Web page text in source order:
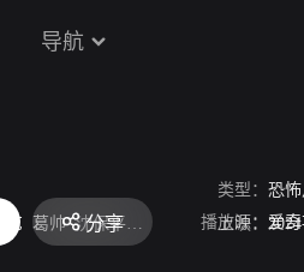
导航
类型： 恐
艺 葛帅 沈保平 吕熙 刘頔 孙蛟龙 岳
上映：
分享 播放源： 爱